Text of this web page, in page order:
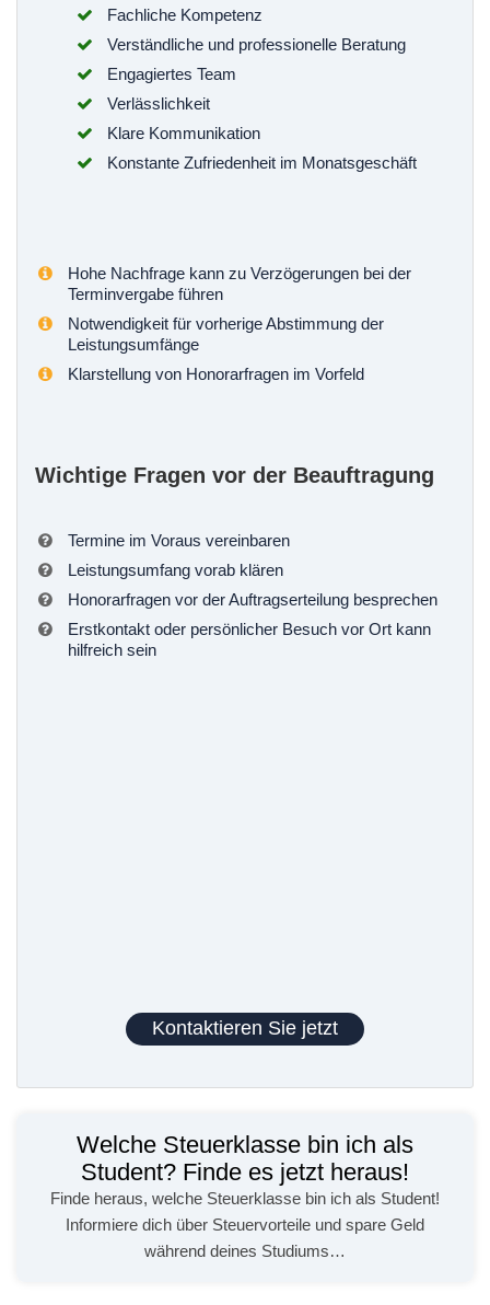
Fachliche Kompetenz
Verständliche und professionelle Beratung
Engagiertes Team
Verlässlichkeit
Klare Kommunikation
Konstante Zufriedenheit im Monatsgeschäft
Hohe Nachfrage kann zu Verzögerungen bei der
Terminvergabe führen
Notwendigkeit für vorherige Abstimmung der
Leistungsumfänge
Klarstellung von Honorarfragen im Vorfeld
Wichtige Fragen vor der Beauftragung
Termine im Voraus vereinbaren
Leistungsumfang vorab klären
Honorarfragen vor der Auftragserteilung besprechen
Erstkontakt oder persönlicher Besuch vor Ort kann
hilfreich sein
Kontaktieren Sie jetzt
Welche Steuerklasse bin ich als
Student? Finde es jetzt heraus!
Finde heraus, welche Steuerklasse bin ich als Student!
Informiere dich über Steuervorteile und spare Geld
während deines Studiums…